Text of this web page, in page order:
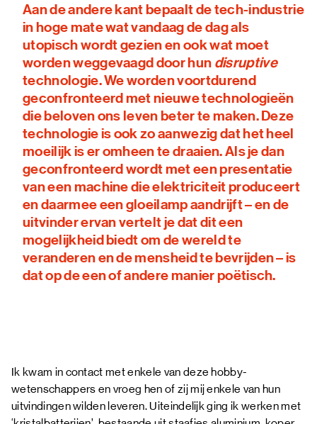
Aan de andere kant bepaalt de tech-industrie
in hoge mate wat vandaag de dag als
utopisch wordt gezien en ook wat moet
worden weggevaagd door hun disruptive
technologie. We worden voortdurend
geconfronteerd met nieuwe technologieën
die beloven ons leven beter te maken. Deze
technologie is ook zo aanwezig dat het heel
moeilijk is er omheen te draaien. Als je dan
geconfronteerd wordt met een presentatie
van een machine die elektriciteit produceert
en daarmee een gloeilamp aandrijft – en de
uitvinder ervan vertelt je dat dit een
mogelijkheid biedt om de wereld te
veranderen en de mensheid te bevrijden – is
dat op de een of andere manier poëtisch.
Ik kwam in contact met enkele van deze hobby-
wetenschappers en vroeg hen of zij mij enkele van hun
uitvindingen wilden leveren. Uiteindelijk ging ik werken met